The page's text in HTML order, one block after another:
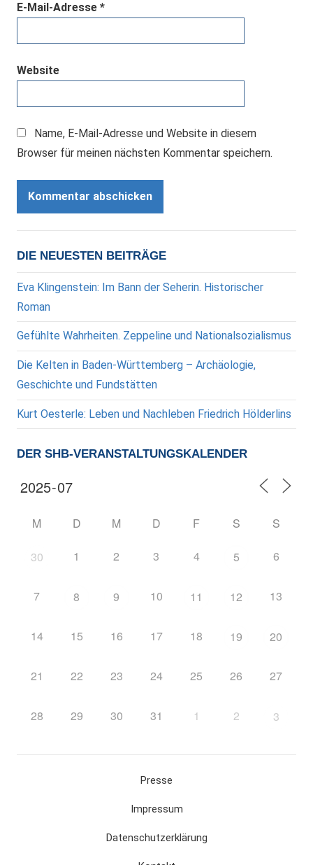
E-Mail-Adresse *
Website
Name, E-Mail-Adresse und Website in diesem
Browser für meinen nächsten Kommentar speichern.
DIE NEUESTEN BEITRÄGE
Eva Klingenstein: Im Bann der Seherin. Historischer
Roman
Gefühlte Wahrheiten. Zeppeline und Nationalsozialismus
Die Kelten in Baden-Württemberg – Archäologie,
Geschichte und Fundstätten
Kurt Oesterle: Leben und Nachleben Friedrich Hölderlins
DER SHB-VERANSTALTUNGSKALENDER
M D M D F S S
30 1 2 3 4 5 6
7 8 9 10 11 12 13
14 15 16 17 18 19 20
21 22 23 24 25 26 27
28 29 30 31 1 2 3
Presse
Impressum
Datenschutzerklärung